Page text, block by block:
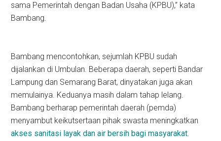
sama Pemerintah dengan Badan Usaha (KPBU),” kata
Bambang.
Bambang mencontohkan, sejumlah KPBU sudah
dijalankan di Umbulan. Beberapa daerah, seperti Bandar
Lampung dan Semarang Barat, dinyatakan juga akan
memulainya. Keduanya masih dalam tahap lelang.
Bambang berharap pemerintah daerah (pemda)
menyambut keikutsertaan pihak swasta meningkatkan
akses sanitasi layak dan air bersih bagi masyarakat.